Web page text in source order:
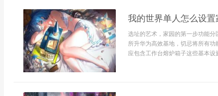
我的世界单人怎么设
选址的艺术，家园的第一步功能
所升华为高效基地，切忌将所有
应包含工作台熔炉箱子这些基本